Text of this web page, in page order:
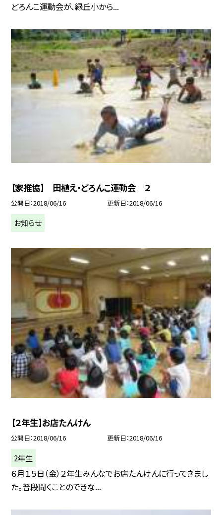
どろんこ運動会が、緑丘小から...
【家推協】 田植え・どろんこ運動会 ２
公開日 2018/06/16 更新日 2018/06/16
お知らせ
【２年生】お店たんけん
公開日 2018/06/16 更新日 2018/06/16
2年生
６月１５日（金）２年生みんなでお店たんけんに行ってきまし
た。普段聞くことのできな...